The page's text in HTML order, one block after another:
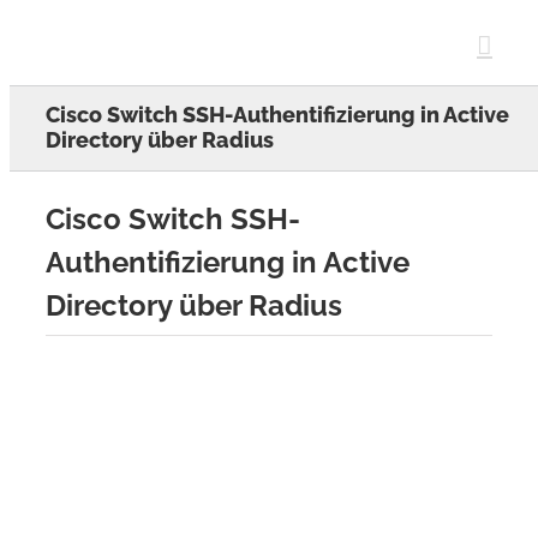
Cisco Switch SSH-Authentifizierung in Active
Directory über Radius
Cisco Switch SSH-
Authentifizierung in Active
Directory über Radius